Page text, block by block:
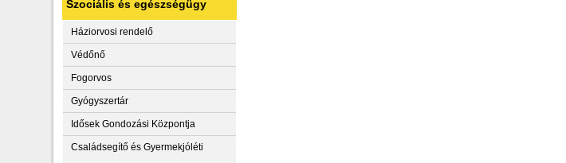
Szociális és egészségügy
Háziorvosi rendelő
Védőnő
Fogorvos
Gyógyszertár
Idősek Gondozási Központja
Családsegítő és Gyermekjóléti